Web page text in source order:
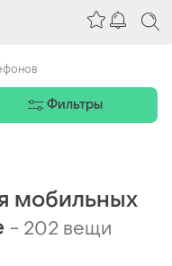
мобильных
- 202 вещи
Фильтры